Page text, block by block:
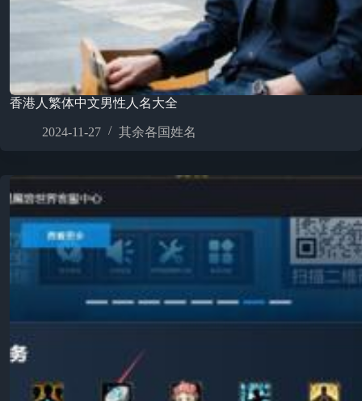
香港人繁体中文男性人名大全
2024-11-27 其余各国姓名